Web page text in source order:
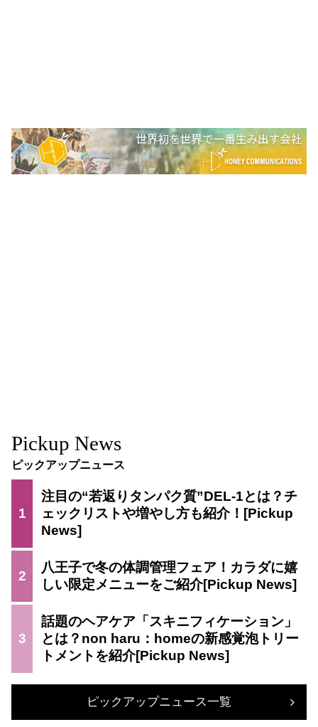
Pickup News
ピックアップニュース
1
注目の“若返りタンパク質”DEL-1とは？チ
ェックリストや増やし方も紹介！
2
八王子で冬の体調管理フェア！カラダに嬉
しい限定メニューをご紹介
3
話題のヘアケア「スキニフィケーション」
とは？non haru：homeの新感覚泡トリー
トメントを紹介
ピックアップニュース一覧